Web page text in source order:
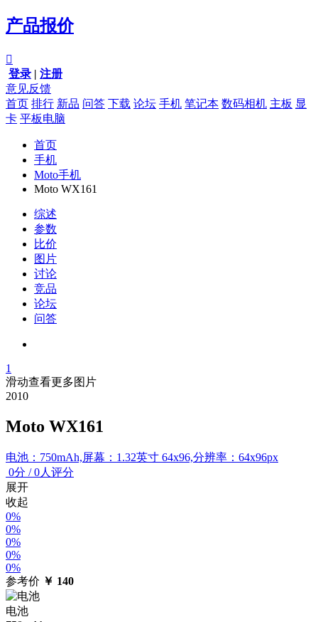
产品报价

登录 | 注册
意见反馈
首页 排行 新品 问答 下载 论坛 手机 笔记本 数码相机 主板 显
卡 平板电脑
首页
手机
Moto手机
Moto WX161
综述
参数
比价
图片
讨论
竞品
论坛
问答
1
滑动查看更多图片
2010
Moto WX161
电池：750mAh,屏幕：1.32英寸 64x96,分辨率：64x96px
0分 /0人评分
展开
收起
0%
0%
0%
0%
0%
参考价 ￥ 140
电池